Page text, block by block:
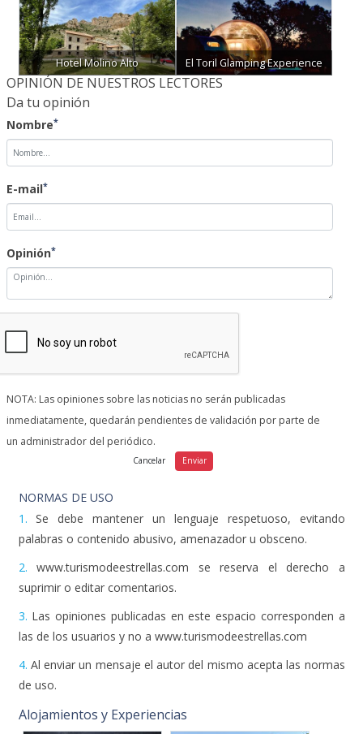
Hotel Molino Alto El Toril Glamping Experience
OPINIÓN DE NUESTROS LECTORES
Da tu opinión
Nombre*
E-mail*
Opinión*
NOTA: Las opiniones sobre las noticias no serán publicadas
inmediatamente, quedarán pendientes de validación por parte de
un administrador del periódico.
NORMAS DE USO
1. Se debe mantener un lenguaje respetuoso, evitando
palabras o contenido abusivo, amenazador u obsceno.
2. www.turismodeestrellas.com se reserva el derecho a
suprimir o editar comentarios.
3. Las opiniones publicadas en este espacio corresponden a
las de los usuarios y no a www.turismodeestrellas.com
4. Al enviar un mensaje el autor del mismo acepta las normas
de uso.
Alojamientos y Experiencias